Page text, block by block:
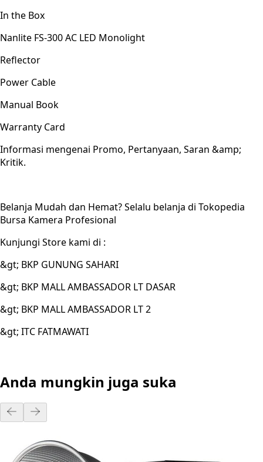
In the Box
Nanlite FS-300 AC LED Monolight
Reflector
Power Cable
Manual Book
Warranty Card
Informasi mengenai Promo, Pertanyaan, Saran &amp;
Kritik.
Belanja Mudah dan Hemat? Selalu belanja di Tokopedia
Bursa Kamera Profesional
Kunjungi Store kami di :
&gt; BKP GUNUNG SAHARI
&gt; BKP MALL AMBASSADOR LT DASAR
&gt; BKP MALL AMBASSADOR LT 2
&gt; ITC FATMAWATI
Anda mungkin juga suka